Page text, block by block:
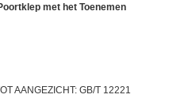
met het Toenemen
AANGEZICHT: GB/T 12221